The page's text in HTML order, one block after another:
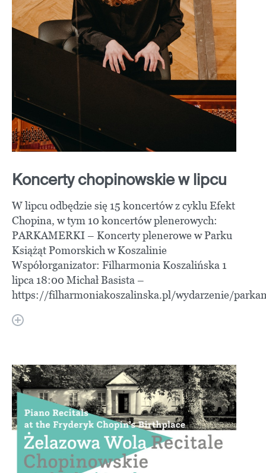
Koncerty chopinowskie w lipcu
W lipcu odbędzie się 15 koncertów z cyklu Efekt
Chopina, w tym 10 koncertów plenerowych:
PARKAMERKI – Koncerty plenerowe w Parku
Książąt Pomorskich w Koszalinie
Współorganizator: Filharmonia Koszalińska 1
lipca 18:00 Michał Basista –
https://filharmoniakoszalinska.pl/wydarzenie/